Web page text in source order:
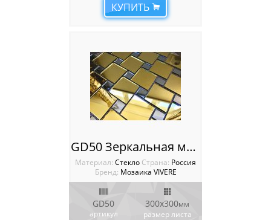
КУПИТЬ
GD50 Зеркальная мозаика VIVERE VANTAGGIO
Материал: Стекло Cтрана: Россия
Бренд: Мозаика VIVERE
GD50
артикул
300х300мм
размер листа